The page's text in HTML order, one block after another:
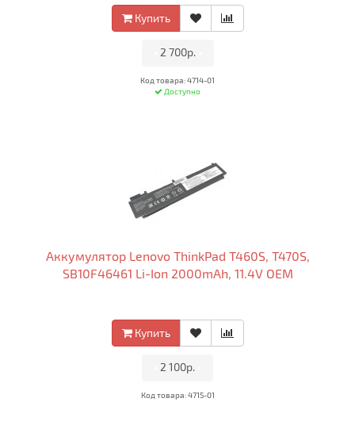
Купить
2 700р.
Код товара: 4714-01
Доступно
Аккумулятор Lenovo ThinkPad T460S, T470S,
SB10F46461 Li-Ion 2000mAh, 11.4V OEM
Купить
2 100р.
Код товара: 4715-01